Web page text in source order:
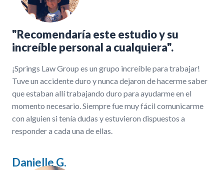
"Recomendaría este estudio y su
increíble personal a cualquiera".
¡Springs Law Group es un grupo increíble para trabajar!
Tuve un accidente duro y nunca dejaron de hacerme saber
que estaban allí trabajando duro para ayudarme en el
momento necesario. Siempre fue muy fácil comunicarme
con alguien si tenía dudas y estuvieron dispuestos a
responder a cada una de ellas.
Danielle G.